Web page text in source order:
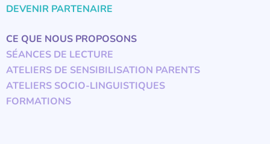
DEVENIR PARTENAIRE
CE QUE NOUS PROPOSONS
SÉANCES DE LECTURE
ATELIERS DE SENSIBILISATION PARENTS
ATELIERS SOCIO-LINGUISTIQUES
FORMATIONS